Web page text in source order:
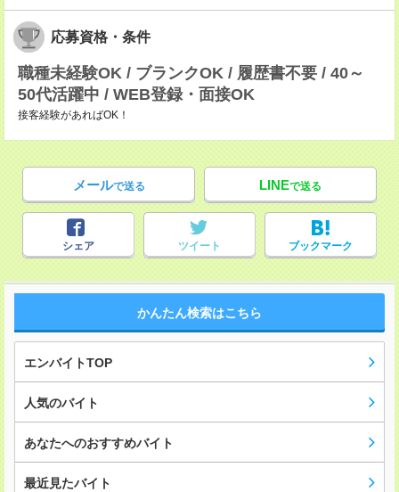
応募資格・条件
職種未経験OK / ブランクOK / 履歴書不要 / 40～
50代活躍中 / WEB登録・面接OK
接客経験があればOK！
メールで送る LINEで送る
シェア ツイート ブックマーク
かんたん検索はこちら
エンバイトTOP
人気のバイト
あなたへのおすすめバイト
最近見たバイト